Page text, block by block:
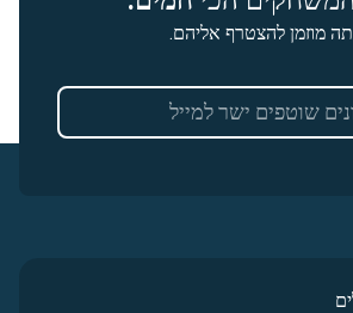
מוזמן להצטרף אליהם.